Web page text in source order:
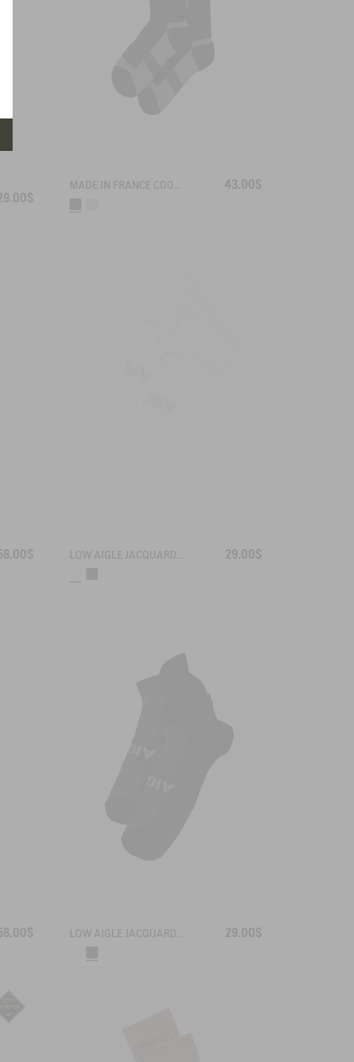
43.00$
LOW AIGLE JACQUARD SOCKS WITH REINFORCEMENT 29.00$
29.00$